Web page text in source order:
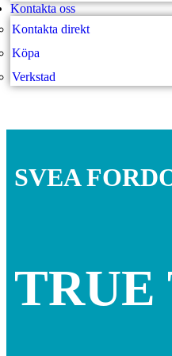
Kontakta oss
Kontakta direkt
Köpa
Verkstad
SVEA